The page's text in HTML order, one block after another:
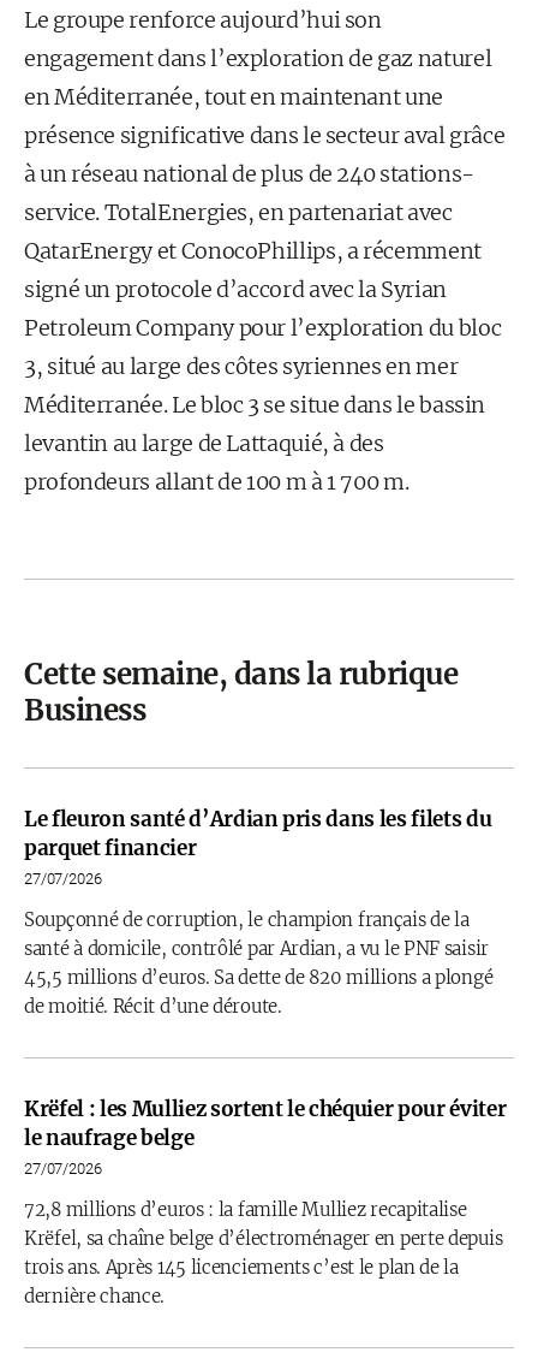
Le groupe renforce aujourd’hui son
engagement dans l’exploration de gaz naturel
en Méditerranée, tout en maintenant une
présence significative dans le secteur aval grâce
à un réseau national de plus de 240 stations-
service. TotalEnergies, en partenariat avec
QatarEnergy et ConocoPhillips, a récemment
signé un protocole d’accord avec la Syrian
Petroleum Company pour l’exploration du bloc
3, situé au large des côtes syriennes en mer
Méditerranée. Le bloc 3 se situe dans le bassin
levantin au large de Lattaquié, à des
profondeurs allant de 100 m à 1 700 m.
Cette semaine, dans la rubrique
Business
Le fleuron santé d’Ardian pris dans les filets du
parquet financier
27/07/2026
Soupçonné de corruption, le champion français de la
santé à domicile, contrôlé par Ardian, a vu le PNF saisir
45,5 millions d’euros. Sa dette de 820 millions a plongé
de moitié. Récit d’une déroute.
Krëfel : les Mulliez sortent le chéquier pour éviter
le naufrage belge
27/07/2026
72,8 millions d’euros : la famille Mulliez recapitalise
Krëfel, sa chaîne belge d’électroménager en perte depuis
trois ans. Après 145 licenciements c’est le plan de la
dernière chance.